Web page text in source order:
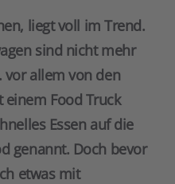
liegt voll im Trend.
sind nicht mehr
vor allem von den
einem Food Truck
Essen auf die
genannt. Doch bevor
etwas mit